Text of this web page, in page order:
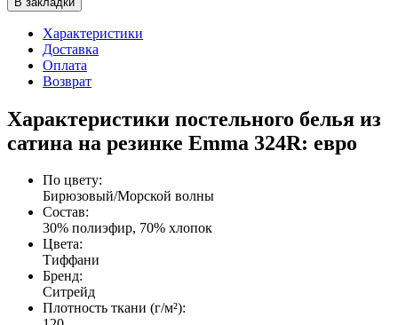
Характеристики
Доставка
Оплата
Возврат
Характеристики постельного белья из
сатина на резинке Emma 324R: евро
По цвету:
Бирюзовый/Морской волны
Состав:
30% полиэфир, 70% хлопок
Цвета:
Тиффани
Бренд:
Ситрейд
Плотность ткани (г/м²):